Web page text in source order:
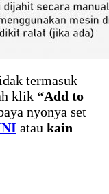
termasuk
klik “Add to
nyonya set
atau kain